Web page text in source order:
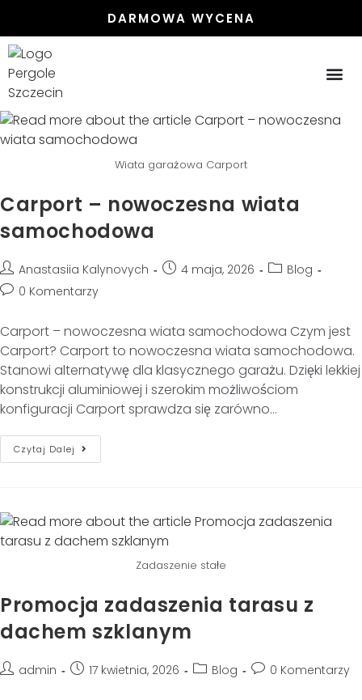
DARMOWA WYCENA
Wiata garażowa Carport
Carport – nowoczesna wiata
samochodowa
Anastasiia Kalynovych 4 maja, 2026
Blog
0 Komentarzy
Carport – nowoczesna wiata samochodowa Czym jest
Carport? Carport to nowoczesna wiata samochodowa.
Stanowi alternatywę dla klasycznego garażu. Dzięki lekkiej
konstrukcji aluminiowej i szerokim możliwościom
konfiguracji Carport sprawdza się zarówno…
Czytaj Dalej
Zadaszenie stałe
Promocja zadaszenia tarasu z
dachem szklanym
admin 17 kwietnia, 2026 Blog 0 Komentarzy